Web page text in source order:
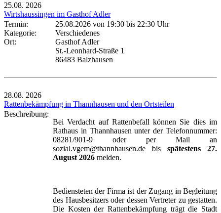
25.08. 2026
Wirtshaussingen im Gasthof Adler
Termin:
25.08.2026 von 19:30 bis 22:30 Uhr
Kategorie:
Verschiedenes
Ort:
Gasthof Adler
St.-Leonhard-Straße 1
86483 Balzhausen
28.08. 2026
Rattenbekämpfung in Thannhausen und den Ortsteilen
Beschreibung:
Bei Verdacht auf Rattenbefall können Sie dies im
Rathaus in Thannhausen unter der Telefonnummer:
08281/901-9 oder per Mail an
sozial.vgem@thannhausen.de bis spätestens 27.
August 2026 melden.
Bediensteten der Firma ist der Zugang in Begleitung
des Hausbesitzers oder dessen Vertreter zu gestatten.
Die Kosten der Rattenbekämpfung trägt die Stadt